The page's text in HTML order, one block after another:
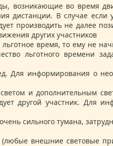
возникающие во время
дистанции. В случае если
производить не далее
других участников
время, то ему не
льготного времени
Для информирования о
и дополнительным
другой участник. Для
сильного тумана,
(любые внешние световые